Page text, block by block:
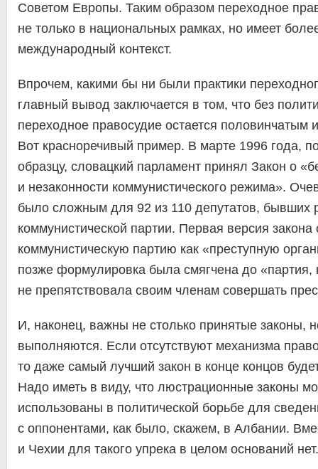
Советом Европы. Таким образом переходное
не только в национальных рамках, но имеет
международный контекст.
Впрочем, какими бы ни были практики
главный вывод заключается в том, что без
переходное правосудие остается половинчатым
Вот красноречивый пример. В марте 1996 года,
образцу, словацкий парламент принял Закон о
и незаконности коммунистического режима».
было сложным для 92 из 110 депутатов, бывших
коммунистической партии. Первая версия
коммунистическую партию как «преступную
позже формулировка была смягчена до «партия,
не препятствовала своим членам совершать
И, наконец, важны не столько принятые законы,
выполняются. Если отсутствуют механизма
то даже самый лучший закон в конце концов
Надо иметь в виду, что люстрационные законы
использованы в политической борьбе для
с оппонентами, как было, скажем, в Албании.
и Чехии для такого упрека в целом оснований нет.